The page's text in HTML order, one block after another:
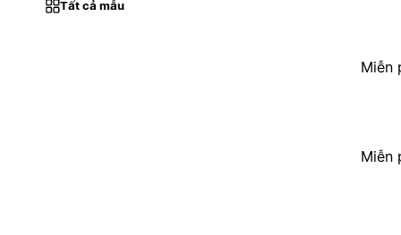
Tất cả mẫu
Miễn
Miễn